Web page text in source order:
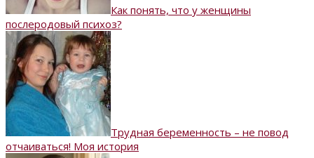
Как понять, что у женщины
послеродовый психоз?
Трудная беременность – не повод
отчаиваться! Моя история